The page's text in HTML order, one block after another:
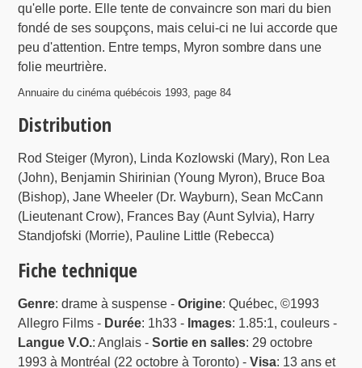
qu'elle porte. Elle tente de convaincre son mari du bien
fondé de ses soupçons, mais celui-ci ne lui accorde que
peu d'attention. Entre temps, Myron sombre dans une
folie meurtrière.
Annuaire du cinéma québécois 1993, page 84
Distribution
Rod Steiger (Myron), Linda Kozlowski (Mary), Ron Lea
(John), Benjamin Shirinian (Young Myron), Bruce Boa
(Bishop), Jane Wheeler (Dr. Wayburn), Sean McCann
(Lieutenant Crow), Frances Bay (Aunt Sylvia), Harry
Standjofski (Morrie), Pauline Little (Rebecca)
Fiche technique
Genre: drame à suspense -Origine: Québec, ©1993
Allegro Films - Durée: 1h33 - Images: 1.85:1, couleurs -
Langue V.O.: Anglais -Sortie en salles: 29 octobre
1993 à Montréal (22 octobre à Toronto) -Visa: 13 ans et